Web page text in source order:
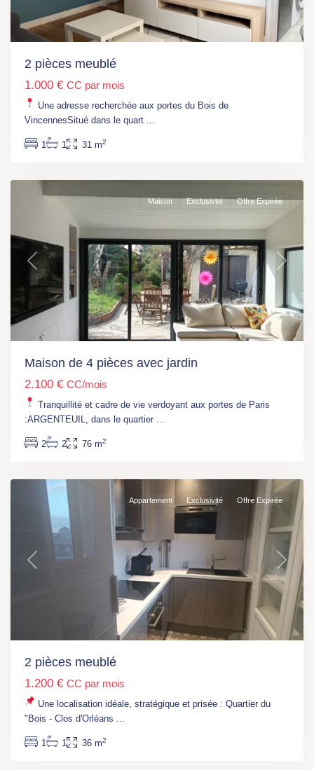
2 pièces meublé
1.000 € CC par mois
Une adresse recherchée aux portes du Bois de
VincennesSitué dans le quart ...
1 1 31 m2
France,
Argenteuil ,
(Train
J),
Epinay-
sur-
(RER
Previous Next
Maison Exclusivité Offre Expirée
Maison de 4 pièces avec jardin
2.100 € CC/mois
Tranquillité et cadre de vie verdoyant aux portes de Paris
:ARGENTEUIL, dans le quartier ...
2 2 76 m2
Ile
de
France
Sous-
Bois,
Fontenay-
sous-
(RER
Previous Next
Appartement Exclusivité Offre Expirée
2 pièces meublé
1.200 € CC par mois
Une localisation idéale, stratégique et prisée : Quartier du
"Bois - Clos d'Orléans ...
1 1 36 m2
Ile
France,